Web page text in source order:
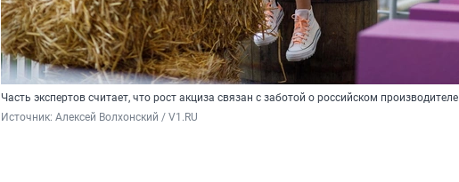
Часть экспертов считает, что рост акциза связан с заботой о российском производителе
Источник: Алексей Волхонский / V1.RU